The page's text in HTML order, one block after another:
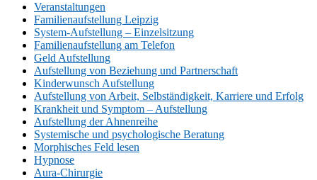
Veranstaltungen
Familienaufstellung Leipzig
System-Aufstellung – Einzelsitzung
Familienaufstellung am Telefon
Geld Aufstellung
Aufstellung von Beziehung und Partnerschaft
Kinderwunsch Aufstellung
Aufstellung von Arbeit, Selbständigkeit, Karriere und Erfolg
Krankheit und Symptom – Aufstellung
Aufstellung der Ahnenreihe
Systemische und psychologische Beratung
Morphisches Feld lesen
Hypnose
Aura-Chirurgie